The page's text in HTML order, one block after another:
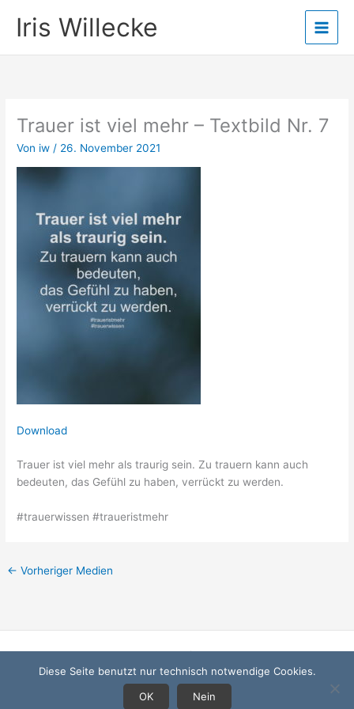
InhaltIris Willecke
Trauer ist viel mehr – Textbild Nr. 7
Von iw / 26. November 2021
Download
Trauer ist viel mehr als traurig sein. Zu trauern kann auch
bedeuten, das Gefühl zu haben, verrückt zu werden.
#trauerwissen #traueristmehr
← Vorheriger Medien
Startseite
Datenschutzerklärung
Impressum
Diese Seite benutzt nur technisch notwendige Cookies.
OK
Nein